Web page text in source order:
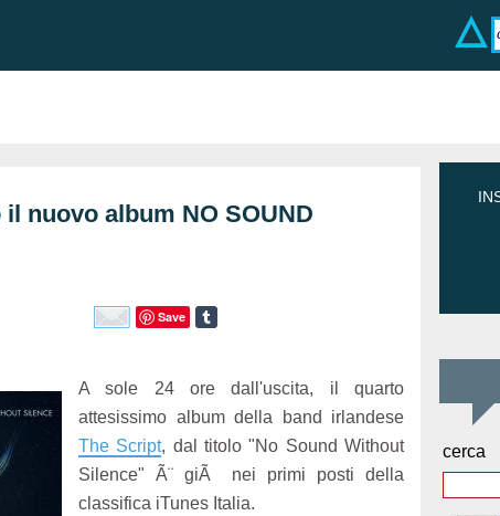
nuovo album NO SOUND
Save
A sole 24 ore dall'uscita, il quarto
attesissimo album della band irlandese
The Script, dal titolo "No Sound Without
Silence" Ã¨ giÃ nei primi posti della
classifica iTunes Italia.
cerca